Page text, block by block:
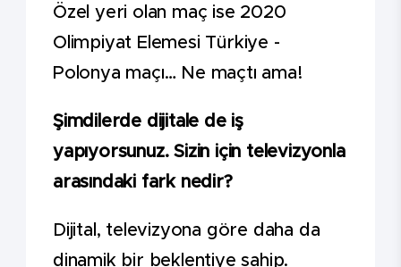
Özel yeri olan maç ise 2020
Olimpiyat Elemesi Türkiye -
Polonya maçı… Ne maçtı ama!
Şimdilerde dijitale de iş
yapıyorsunuz. Sizin için televizyonla
arasındaki fark nedir?
Dijital, televizyona göre daha da
dinamik bir beklentiye sahip.